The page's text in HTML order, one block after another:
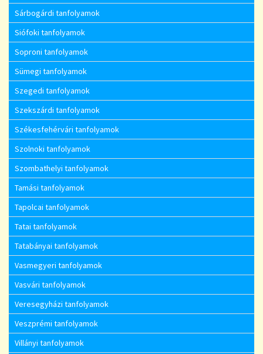
Sárbogárdi tanfolyamok
Siófoki tanfolyamok
Soproni tanfolyamok
Sümegi tanfolyamok
Szegedi tanfolyamok
Szekszárdi tanfolyamok
Székesfehérvári tanfolyamok
Szolnoki tanfolyamok
Szombathelyi tanfolyamok
Tamási tanfolyamok
Tapolcai tanfolyamok
Tatai tanfolyamok
Tatabányai tanfolyamok
Vasmegyeri tanfolyamok
Vasvári tanfolyamok
Veresegyházi tanfolyamok
Veszprémi tanfolyamok
Villányi tanfolyamok